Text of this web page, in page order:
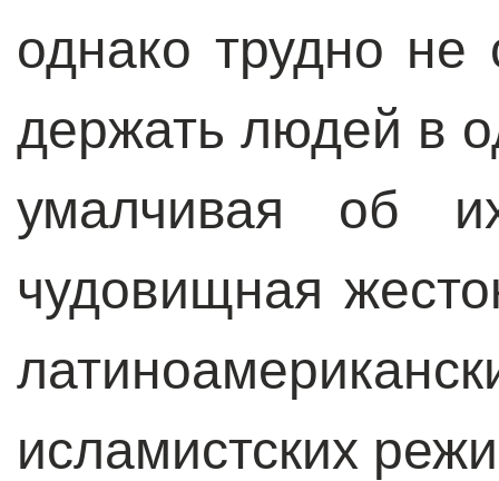
однако трудно не
держать людей в
умалчивая об
чудовищная
исламистских